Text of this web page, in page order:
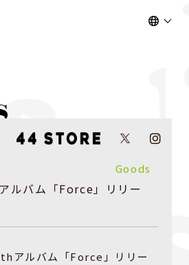
Goods
バム「Force」リリー
アルバム「Force」リリー